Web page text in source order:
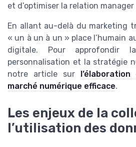
et d’optimiser la relation
En allant au-delà du marketing
« un à un à un » place l’humain
digitale. Pour approfondir
personnalisation et la stratégie
notre article sur
marché numérique efficace.
Les enjeux de la
l’utilisation des